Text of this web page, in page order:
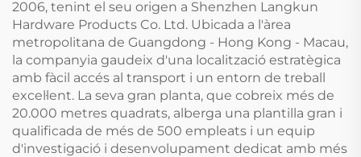
2006, tenint el seu origen a Shenzhen Langkun
Hardware Products Co. Ltd. Ubicada a l'àrea
metropolitana de Guangdong - Hong Kong - Macau,
la companyia gaudeix d'una localització estratègica
amb fàcil accés al transport i un entorn de treball
excel·lent. La seva gran planta, que cobreix més de
20.000 metres quadrats, alberga una plantilla gran i
qualificada de més de 500 empleats i un equip
d'investigació i desenvolupament dedicat amb més